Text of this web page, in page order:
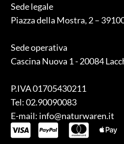
Sede legale
Piazza della Mostra, 2 –
Sede operativa
Cascina Nuova 1 - 20084
P.IVA 01705430211
Tel: 02.90090083
E-mail: info@naturwaren.it